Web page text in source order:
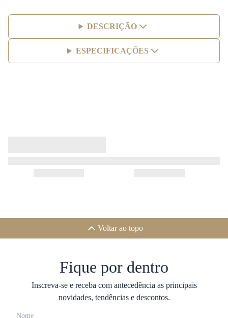
DESCRIÇÃO
ESPECIFICAÇÕES
Voltar ao topo
Fique por dentro
Inscreva-se e receba com antecedência as principais
novidades, tendências e descontos.